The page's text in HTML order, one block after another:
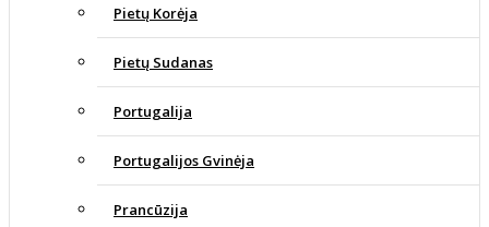
Pietų Korėja
Pietų Sudanas
Portugalija
Portugalijos Gvinėja
Prancūzija